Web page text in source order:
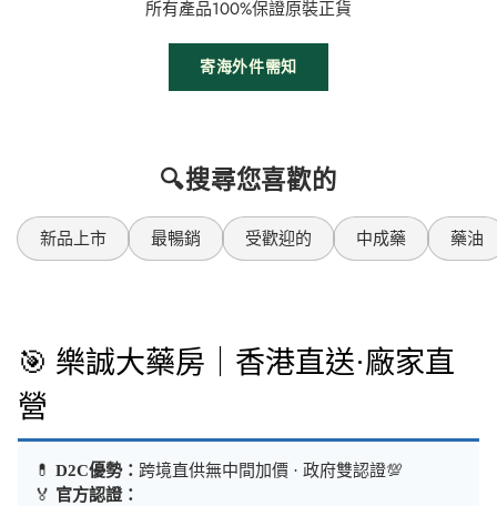
所有產品100%保證原裝正貨
寄海外件需知
🔍搜尋您喜歡的
新品上市 最暢銷 受歡迎的 中成藥 藥油
🎯 樂誠大藥房｜香港直送·廠家直
營
💊 D2C優勢： 跨境直供無中間加價 · 政府雙認證💯
🏅 官方認證：